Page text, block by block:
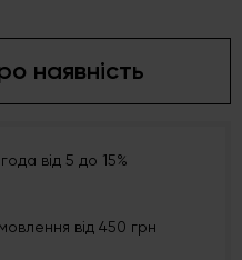
наявність
від 5 до 15%
від 450 грн